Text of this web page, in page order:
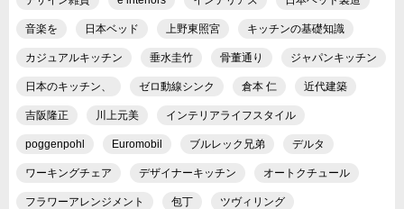
音楽を 日本ベッド 上野東照宮 キッチンの基礎知識
カジュアルキッチン 垂水圭竹 骨董通り ジャパンキッチン
日本のキッチン、 ゼロ動線シンク 倉本 仁 近代建築
吉阪隆正 川上元美 インテリアライフスタイル
poggenpohl Euromobil ブルレック兄弟 デルタ
ワーキングチェア デザイナーキッチン オートクチュール
フラワーアレンジメント 包丁 ツヴィリング